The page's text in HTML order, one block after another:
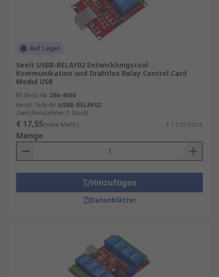
Auf Lager
Seeit USBB-RELAY02 Entwicklungstool
Kommunikation und Drahtlos Relay Control Card
Modul USB
RS Best.-Nr. 286-4066
Herst. Teile-Nr. USBB-RELAY02
Zwischensumme (1 Stück)
€ 17,55(ohne MwSt.) € 17,55/Stück
Menge
Hinzufügen
Datenblätter